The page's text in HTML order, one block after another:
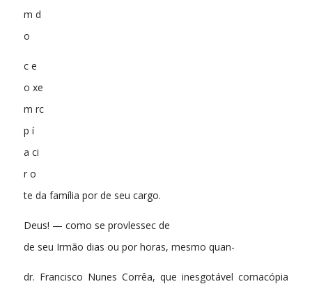
m d
o
c e
o xe
m rc
p í
a ci
r o
te da família por de seu cargo.
Deus! — como se provlessec de
de seu Irmão dias ou por horas, mesmo quan-
dr. Francisco Nunes Corrêa, que inesgotável cornacópia